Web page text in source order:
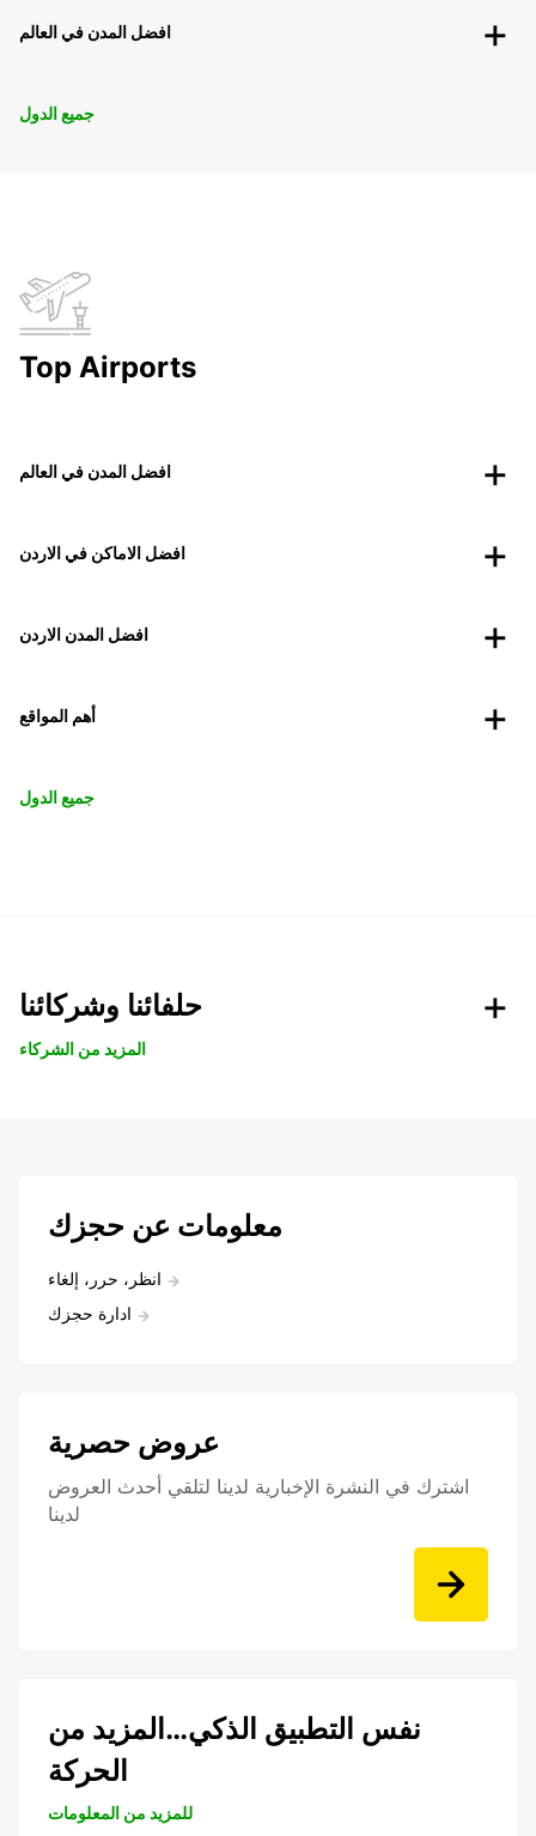
افضل المدن في العالم
جميع الدول
Top Airports
افضل المدن في العالم
افضل الاماكن في الاردن
افضل المدن الاردن
أهم المواقع
جميع الدول
حلفائنا وشركائنا
المزيد من الشركاء
معلومات عن حجزك
انظر، حرر، إلغاء
ادارة حجزك
عروض حصرية
اشترك في النشرة الإخبارية لدينا لتلقي أحدث العروض
لدينا
نفس التطبيق الذكي…المزيد من
الحركة
للمزيد من المعلومات